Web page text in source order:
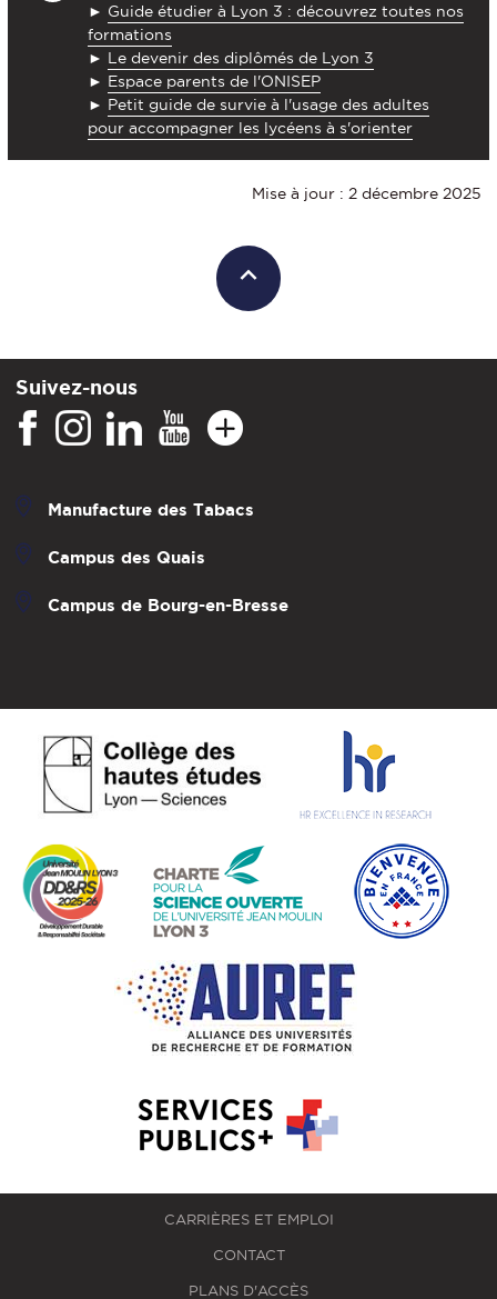
► Guide étudier à Lyon 3 : découvrez toutes nos
formations
► Le devenir des diplômés de Lyon 3
► Espace parents de l'ONISEP
► Petit guide de survie à l'usage des adultes
pour accompagner les lycéens à s'orienter
Mise à jour : 2 décembre 2025
Suivez-nous
Manufacture des Tabacs
Campus des Quais
Campus de Bourg-en-Bresse
CARRIÈRES ET EMPLOI
CONTACT
PLANS D'ACCÈS